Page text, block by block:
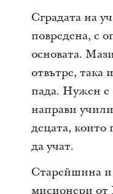
Сградата на
повредена, с
основата.
отвътре, така
пада. Нужен е
направи
децата, които
да учат.
Старейшина и
мисионери от